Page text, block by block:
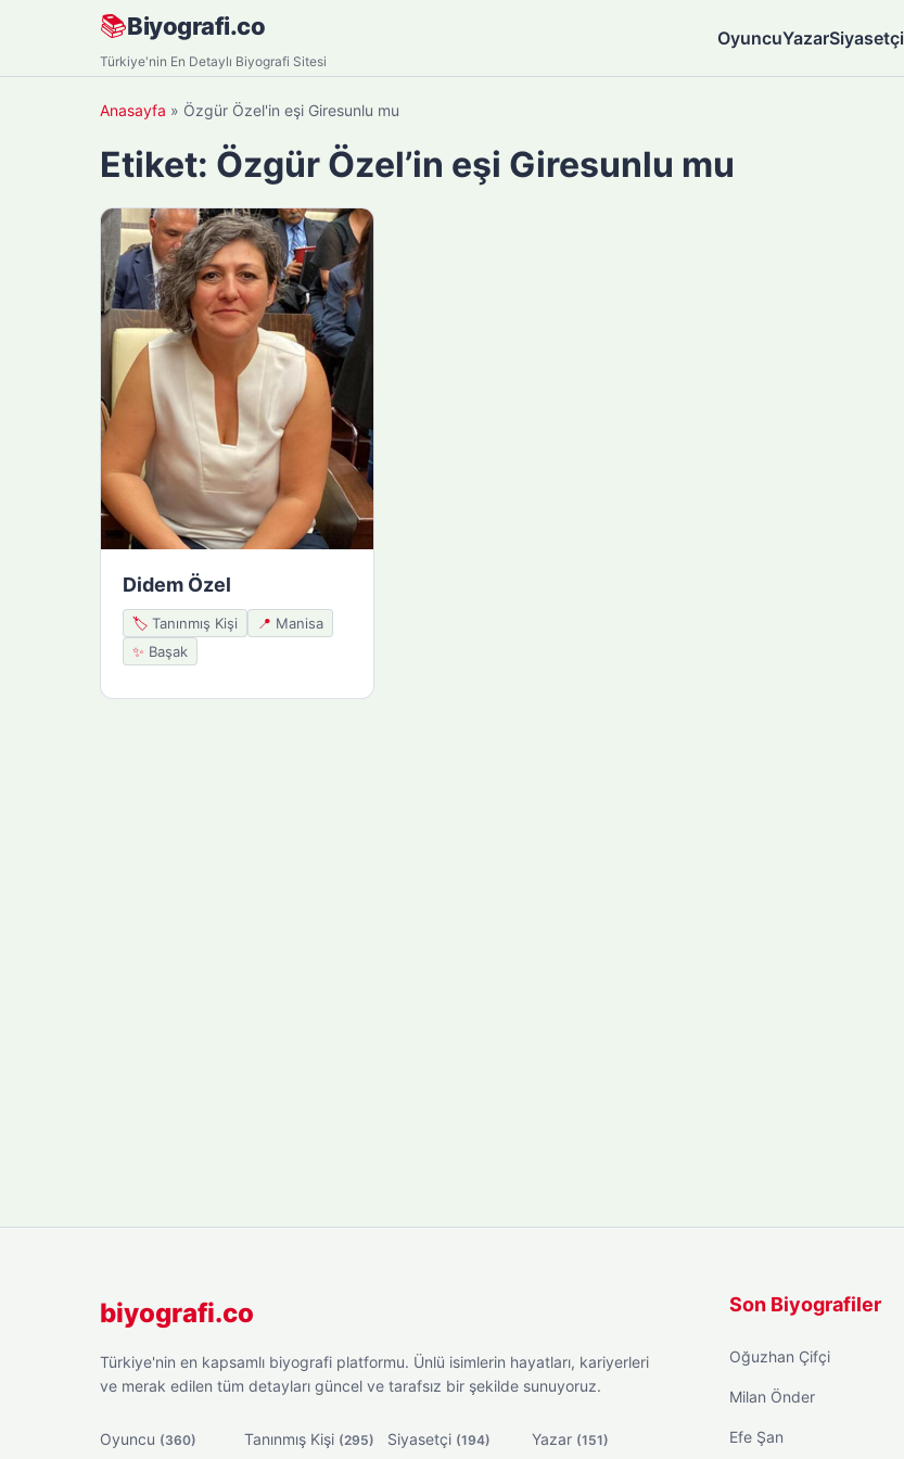
📚Biyografi.co
Türkiye'nin En Detaylı Biyografi Sitesi
OyuncuYazarSiyasetçi
Anasayfa » Özgür Özel'in eşi Giresunlu mu
Etiket: Özgür Özel’in eşi Giresunlu mu
Didem Özel
🏷️ Tanınmış Kişi 📍 Manisa
✨ Başak
biyografi.co
Türkiye'nin en kapsamlı biyografi platformu. Ünlü isimlerin hayatları, kariyerleri
ve merak edilen tüm detayları güncel ve tarafsız bir şekilde sunuyoruz.
Oyuncu (360) Tanınmış Kişi (295) Siyasetçi (194) Yazar (151)
Son Biyografiler
Oğuzhan Çifçi
Milan Önder
Efe Şan